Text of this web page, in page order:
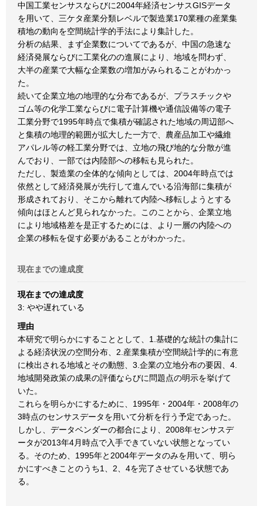
中国工業センサスならびに2004年経済センサスGISデータ
を用いて、三ケタ産業分類レベルで製造業170業種の産業集
積地の動向を空間統計学的手法により集計した。
分析の結果、まず企業数についてであるが、中国の急速な
経済発展ならびに工業化のの進展により、地域を問わず、
大半の産業で大幅な企業数の増加がみられることがわかっ
た。
続いて企業立地の地理的な分布であるが、プラスチックや
ゴム等の化学工業ならびに電子計算機や通信設備等の電子
工業分野で1995年時点で集積が確認された地域の周辺部へ
と集積の地理的範囲が拡大した一方で、農産品加工や繊維
アパレル等の軽工業分野では、立地の飛び地的な分散が進
んでおり、一部では内陸部への移転も見られた。
ただし、製造業の全体的な傾向としては、2004年時点では
依然として経済発展が先行して進んでいる沿海部に集積が
形成されており、そこから離れて内陸へ移転しようとする
傾向はほとんど見られなかった。このことから、企業立地
により地域格差を是正するためには、より一層の内陸への
企業の移転を促す必要があることがわかった。
現在までの達成度
現在までの達成度
3: やや遅れている
理由
本研究で明らかにすることとして、1.基礎的な統計の集計に
よる経済状況の空間分布、2.産業集積が空間統計学的に有意
に検出される地域とその動態、3.企業の立地分布の要因、4.
地域開発政策の成果の評価ならびに問題点の明示を挙げて
いた。
これらを明らかにするために、1995年・2004年・2008年の
3時点のセンサスデータを用いて分析を行う予定であった。
しかし、データベンダーの都合により、2008年センサスデ
ータが2013年4月時点で入手できていない状態となってい
る。そのため、1995年と2004年データのみを用いて、明ら
かにすべきことのうち1、2、4を完了させている状態であ
る。